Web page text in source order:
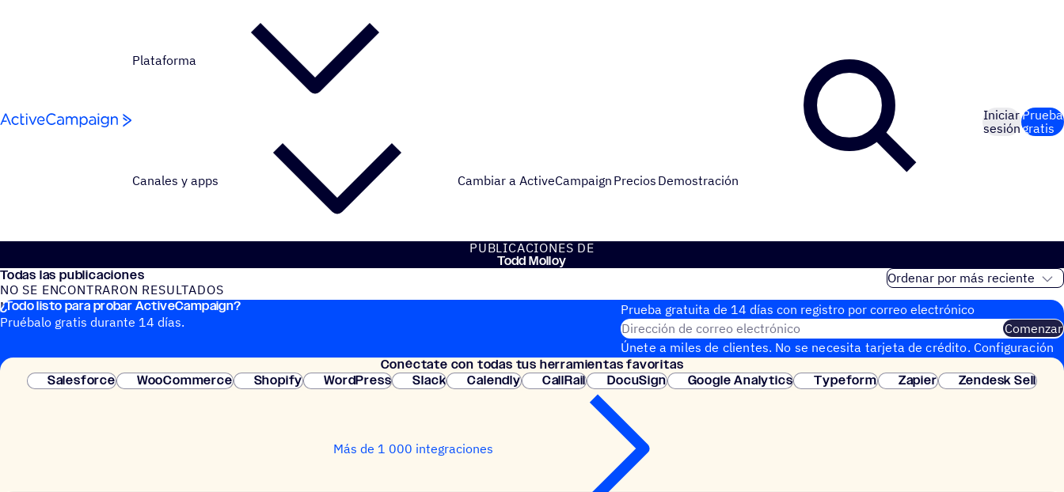
Plataforma
Canales y apps Cambiar a ActiveCampaign Precios Demostración
Iniciar
sesión
Prueba
gratis
PUBLI­CA­CIO­NES DE
Todd Molloy
Todas las publicaciones
NO SE ENCONTRARON RESULTADOS
No se encontraron publicaciones del blog
¿Todo listo para probar ActiveCampaign?
Pruébalo gratis durante 14 días.
Prueba gratuita de 14 días con regis­tro por correo electrónico
Dirección de correo electrónico
Comenzar
Únete a miles de clientes. No se necesita tarjeta de crédito. Configuración
instantánea.
Conéc­tate con todas tus herramientas favoritas
Salesforce
WooCommerce Shopify WordPress Slack Calendly CallRail DocuSign Google Analytics Typeform Zapier Zendesk Sell
Más de 1 000 integraciones